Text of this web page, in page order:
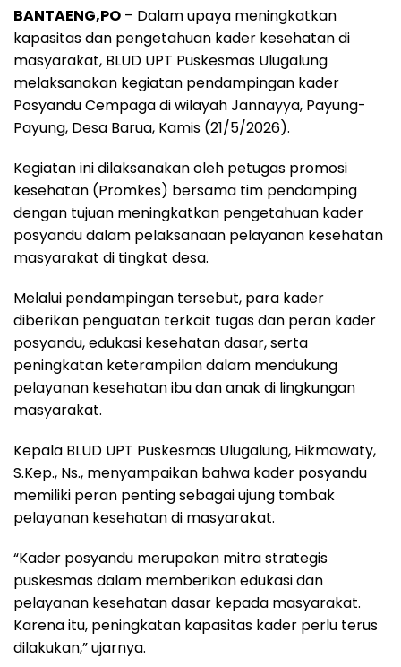
c
e
b
o
o
a
t
s
A
p
l
e
g
r
a
r
e
a
d
s
a
r
e
BANTAENG,PO – Dalam upaya meningkatkan
kapasitas dan pengetahuan kader kesehatan di
masyarakat, BLUD UPT Puskesmas Ulugalung
melaksanakan kegiatan pendampingan kader
Posyandu Cempaga di wilayah Jannayya, Payung-
Payung, Desa Barua, Kamis (21/5/2026).
Kegiatan ini dilaksanakan oleh petugas promosi
kesehatan (Promkes) bersama tim pendamping
dengan tujuan meningkatkan pengetahuan kader
posyandu dalam pelaksanaan pelayanan kesehatan
masyarakat di tingkat desa.
Melalui pendampingan tersebut, para kader
diberikan penguatan terkait tugas dan peran kader
posyandu, edukasi kesehatan dasar, serta
peningkatan keterampilan dalam mendukung
pelayanan kesehatan ibu dan anak di lingkungan
masyarakat.
Kepala BLUD UPT Puskesmas Ulugalung, Hikmawaty,
S.Kep., Ns., menyampaikan bahwa kader posyandu
memiliki peran penting sebagai ujung tombak
pelayanan kesehatan di masyarakat.
“Kader posyandu merupakan mitra strategis
puskesmas dalam memberikan edukasi dan
pelayanan kesehatan dasar kepada masyarakat.
Karena itu, peningkatan kapasitas kader perlu terus
dilakukan,” ujarnya.